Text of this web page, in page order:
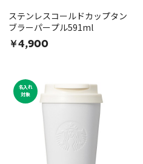
ステンレスコールドカップタン
ブラーパープル591ml
￥4,900
名入れ
対象